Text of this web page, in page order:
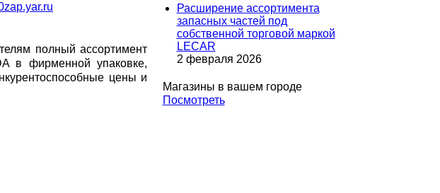
полный ассортимент
в фирменной упаковке,
цены и
Расширение ассортимента
запасных частей под
собственной торговой маркой
LECAR
2 февраля 2026
Магазины в вашем городе
Посмотреть